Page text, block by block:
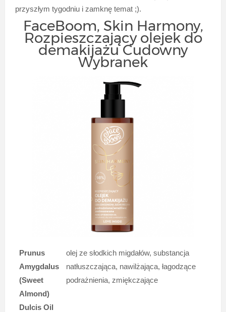
przyszłym tygodniu i zamknę temat ;).
FaceBoom, Skin Harmony,
Rozpieszczający olejek do
demakijażu Cudowny
Wybranek
Prunus
Amygdalus
(Sweet
Almond)
Dulcis Oil
olej ze słodkich migdałów, substancja
natłuszczająca, nawilżająca, łagodzące
podrażnienia, zmiękczające